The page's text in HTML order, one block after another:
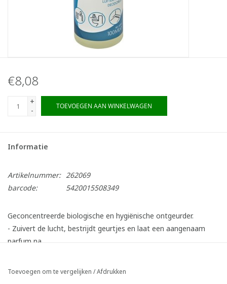
€8,08
+
-
TOEVOEGEN AAN WINKELWAGEN
Informatie
Artikelnummer: 262069
barcode:
5420015508349
Geconcentreerde biologische en hygiënische ontgeurder.
- Zuivert de lucht, bestrijdt geurtjes en laat een aangenaam
parfum na.
hinderende geurmolecules, zowel in de lucht als in textiel.
Toevoegen om te vergelijken /Afdrukken